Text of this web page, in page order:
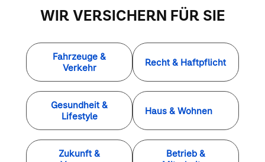
WIR VERSICHERN FÜR SIE
Fahrzeuge &
Verkehr
Recht & Haftpflicht
Gesundheit &
Lifestyle
Haus & Wohnen
Zukunft &
Betrieb &